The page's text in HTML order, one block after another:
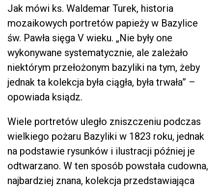
Jak mówi ks. Waldemar Turek, historia
mozaikowych portretów papieży w Bazylice
św. Pawła sięga V wieku. „Nie były one
wykonywane systematycznie, ale zależało
niektórym przełożonym bazyliki na tym, żeby
jednak ta kolekcja była ciągła, była trwała” –
opowiada ksiądz.
Wiele portretów uległo zniszczeniu podczas
wielkiego pożaru Bazyliki w 1823 roku, jednak
na podstawie rysunków i ilustracji później je
odtwarzano. W ten sposób powstała cudowna,
najbardziej znana, kolekcja przedstawiająca